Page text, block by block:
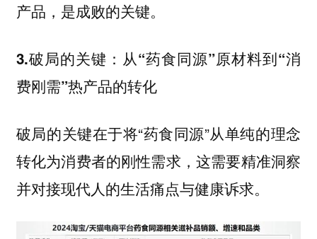
产品，是成败的关键。
3.破局的关键：从“药食同源”原材料到“消
费刚需”热产品的转化
破局的关键在于将“药食同源”从单纯的理念
转化为消费者的刚性需求，这需要精准洞察
并对接现代人的生活痛点与健康诉求。